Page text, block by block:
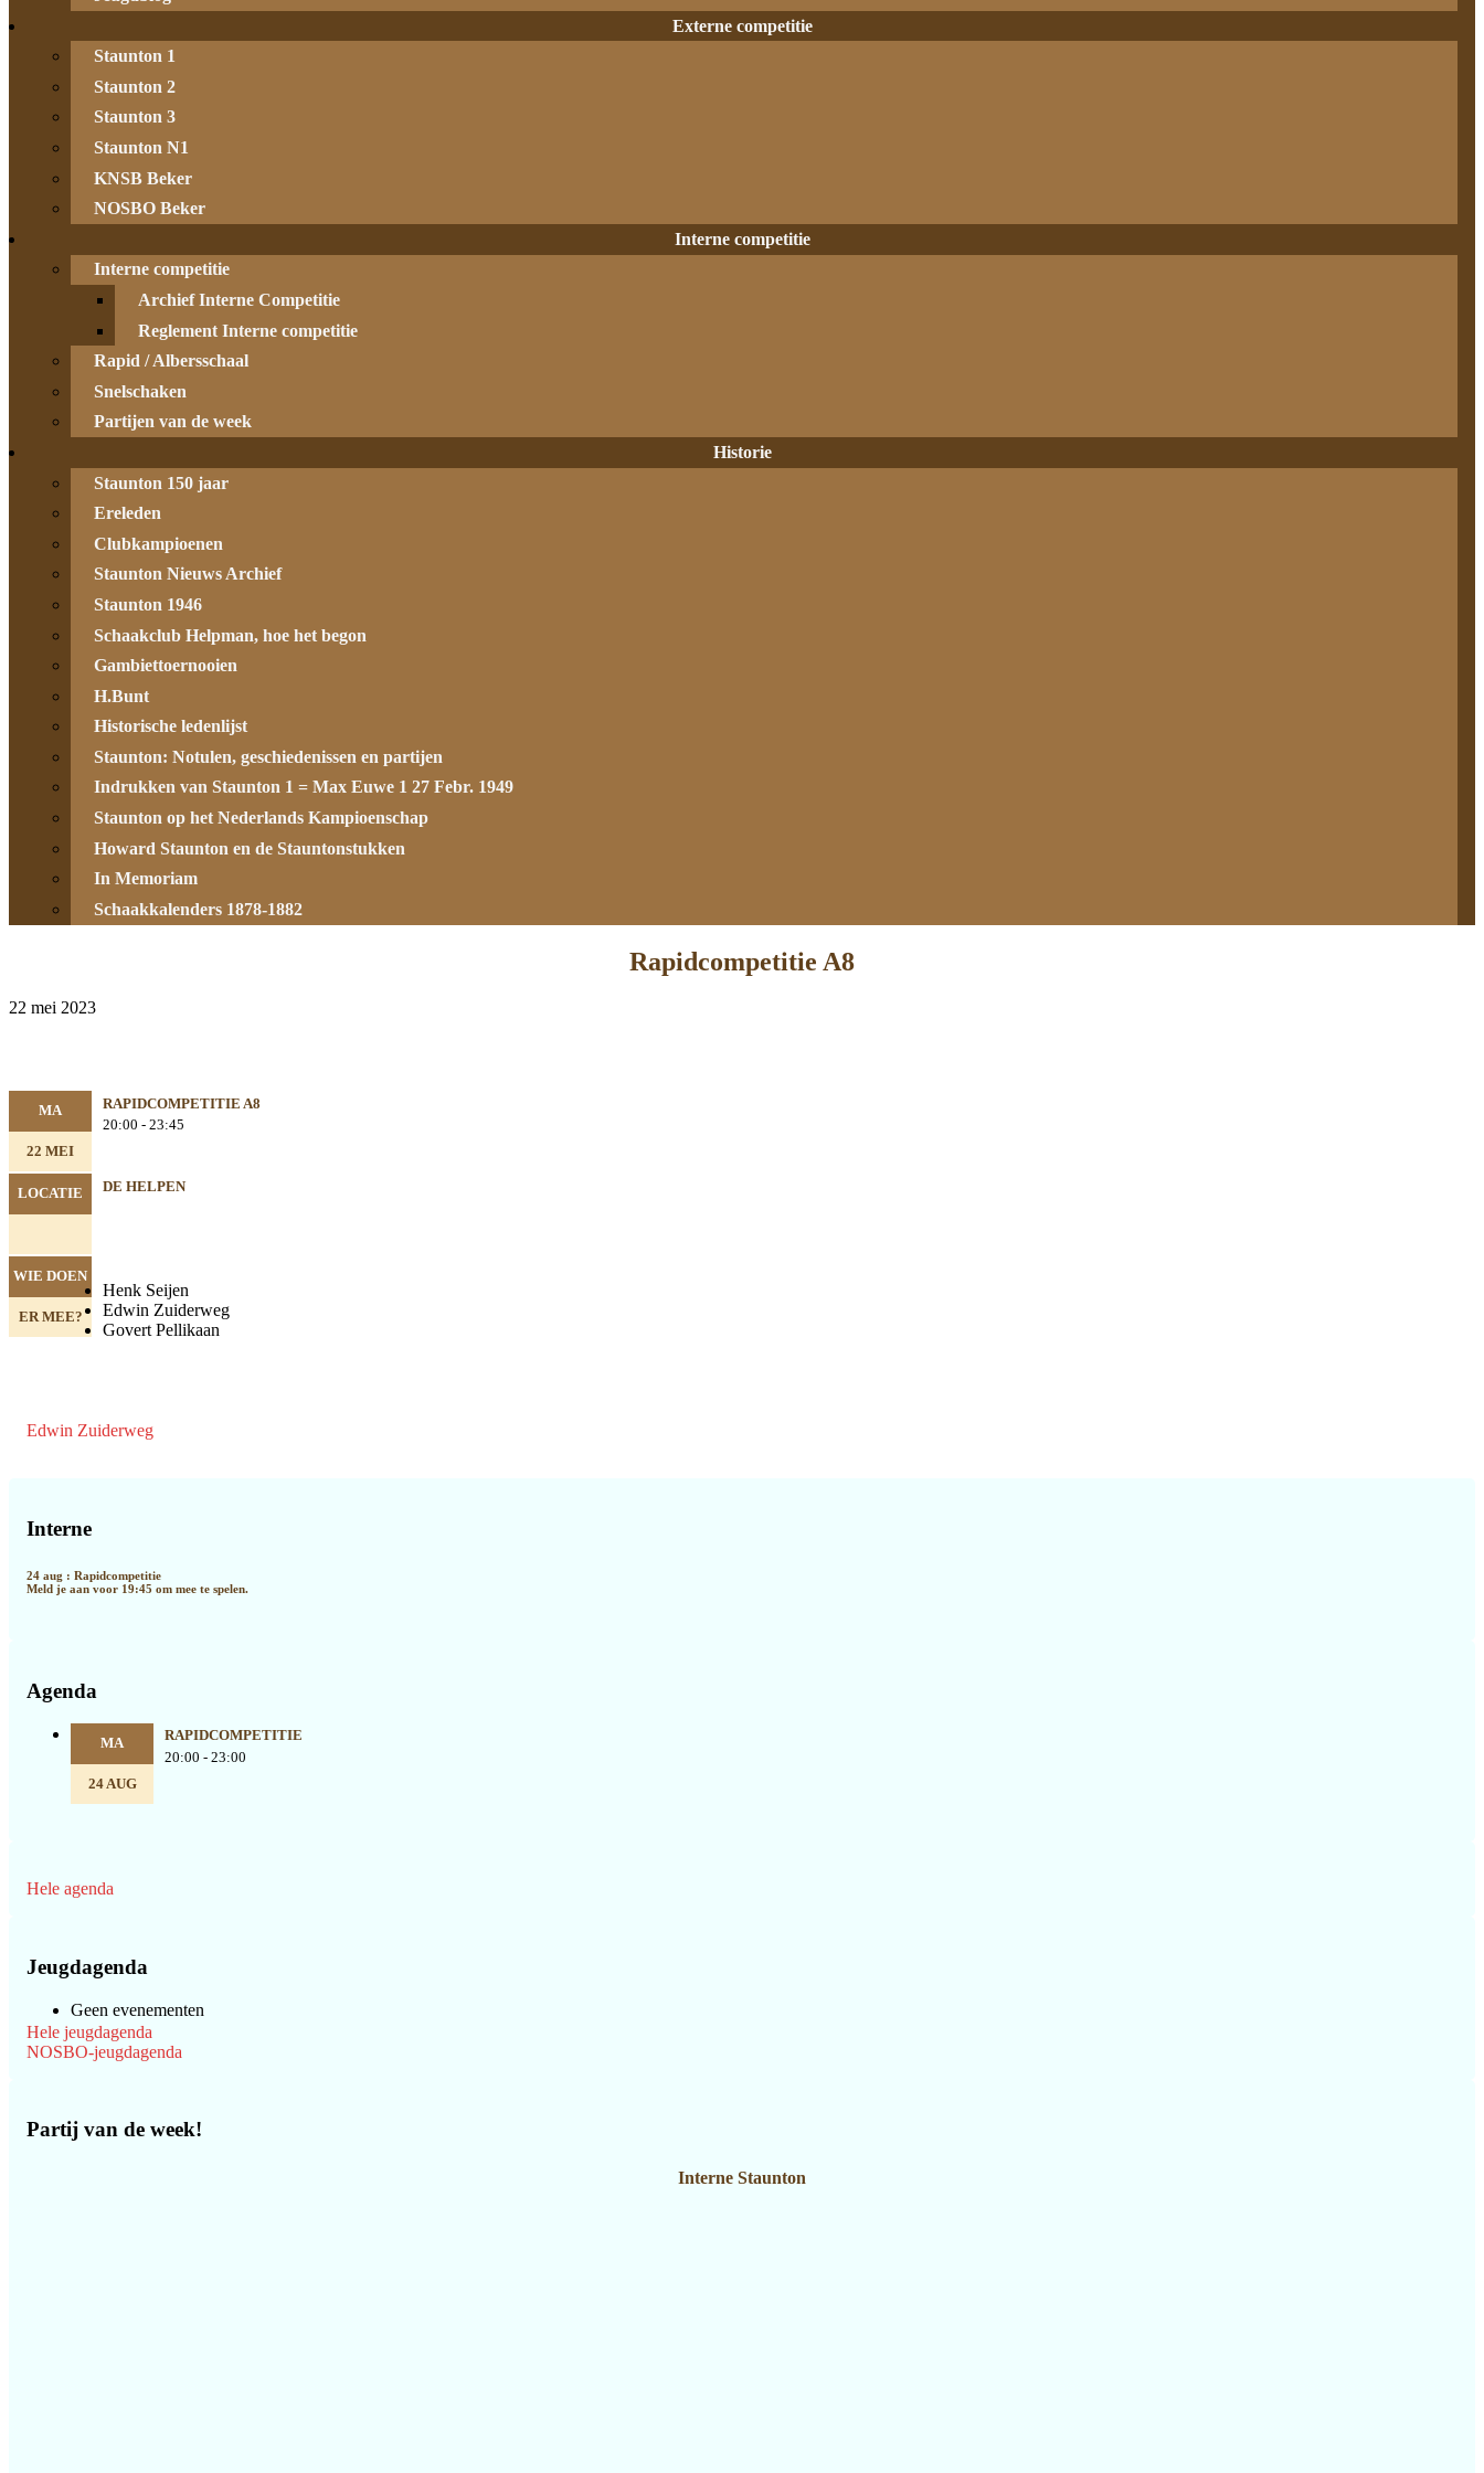
Externe competitie
Staunton 1
Staunton 2
Staunton 3
Staunton N1
KNSB Beker
NOSBO Beker
Interne competitie
Interne competitie
Archief Interne Competitie
Reglement Interne competitie
Rapid / Albersschaal
Snelschaken
Partijen van de week
Historie
Staunton 150 jaar
Ereleden
Clubkampioenen
Staunton Nieuws Archief
Staunton 1946
Schaakclub Helpman, hoe het begon
Gambiettoernooien
H.Bunt
Historische ledenlijst
Staunton: Notulen, geschiedenissen en partijen
Indrukken van Staunton 1 = Max Euwe 1 27 Febr. 1949
Staunton op het Nederlands Kampioenschap
Howard Staunton en de Stauntonstukken
In Memoriam
Schaakkalenders 1878-1882
Rapidcompetitie A8
22 mei 2023
MA
22 MEI
RAPIDCOMPETITIE A8
20:00 - 23:45
LOCATIE DE HELPEN
WIE DOEN
ER MEE?
Henk Seijen
Edwin Zuiderweg
Govert Pellikaan
Edwin Zuiderweg
Sidebar
Interne
24 aug : Rapidcompetitie
Meld je aan voor 19:45 om mee te spelen.
Agenda
MA
24 AUG
RAPIDCOMPETITIE
20:00 - 23:00
Hele agenda
Jeugdagenda
Geen evenementen
Hele jeugdagenda
NOSBO-jeugdagenda
Partij van de week!
Interne Staunton